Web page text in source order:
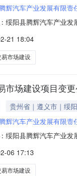
辉汽车产业发展有限责
绥阳县腾辉汽车产业
理咨询有限责任公司
设项目原
21 18:04
易市场建设
市场建设项目变
贵州省｜遵义市｜绥
辉汽车产业发展有限责
绥阳县腾辉汽车产业
请谅解。代理机构：
各投标人
06 17:13
易市场建设